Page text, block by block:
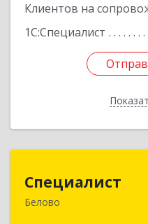
Клиентов на
1С:Специалист
Специалист
Белово
Кемеровская обл,